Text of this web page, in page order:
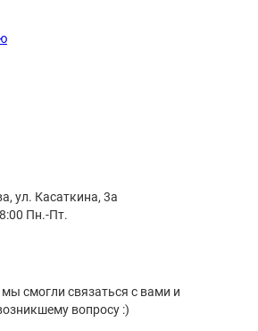
ул. Касаткина, 3а
Пн.-Пт.
смогли связаться с вами и
вопросу :)